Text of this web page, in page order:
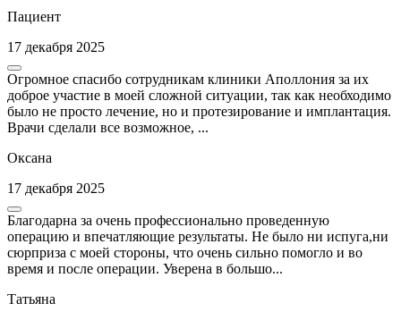
Пациент
17 декабря 2025
Огромное спасибо сотрудникам клиники Аполлония за их
доброе участие в моей сложной ситуации, так как необходимо
было не просто лечение, но и протезирование и имплантация.
Врачи сделали все возможное, ...
Оксана
17 декабря 2025
Благодарна за очень профессионально проведенную
операцию и впечатляющие результаты. Не было ни испуга,ни
сюрприза с моей стороны, что очень сильно помогло и во
время и после операции. Уверена в большо...
Татьяна